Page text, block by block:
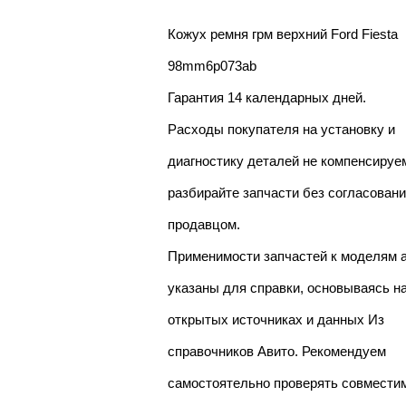
Кожух ремня грм верхний Ford Fiesta
98mm6p073ab
Гарантия 14 календарных дней.
Расходы покупателя на установку и
диагностику деталей не
разбирайте запчасти без
продавцом.
Применимости запчастей к моделям
указаны для справки, основываясь
открытых источниках и данных Из
справочников Авито. Рекомендуем
самостоятельно проверять